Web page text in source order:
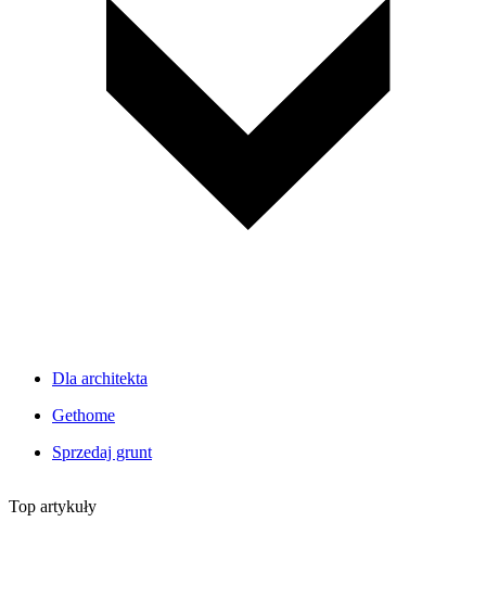
Dla architekta
Gethome
Sprzedaj grunt
Top artykuły